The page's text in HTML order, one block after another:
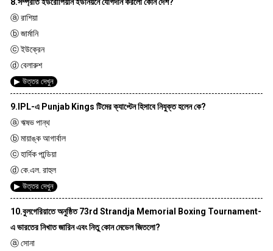
ⓐ রাশিয়া
ⓑ জার্মানি
ⓒ ইউক্রেন
ⓓ বেলারুশ
▶ উত্তর দেখুন
9.IPL-এ Punjab Kings টিমের ক্যাপ্টেন হিসাবে নিযুক্ত হলেন কে?
ⓐ ঋষভ পান্থ
ⓑ মায়াঙ্ক আগার্বাল
ⓒ হার্দিক পান্ডিয়া
ⓓ কে.এল. রাহুল
▶ উত্তর দেখুন
10.বুলগেরিয়াতে অনুষ্ঠিত 73rd Strandja Memorial Boxing Tournament-
এ ভারতের নিখাত জারিন এবং নিতু কোন মেডেল জিতলো?
ⓐ সোনা